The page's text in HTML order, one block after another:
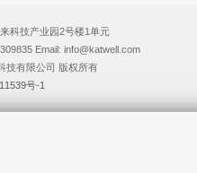
科技产业园2号楼1单元
Email: info@katwell.com
技有限公司 版权所有
号-1